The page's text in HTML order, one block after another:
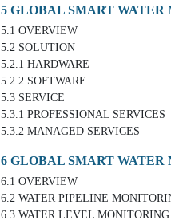
5 GLOBAL SMART
5.1 OVERVIEW
5.2 SOLUTION
5.2.1 HARDWARE
5.2.2 SOFTWARE
5.3 SERVICE
5.3.1 PROFESSIONAL SERVICES
5.3.2 MANAGED SERVICES
6 GLOBAL SMART
6.1 OVERVIEW
6.2 WATER PIPELINE
6.3 WATER LEVEL